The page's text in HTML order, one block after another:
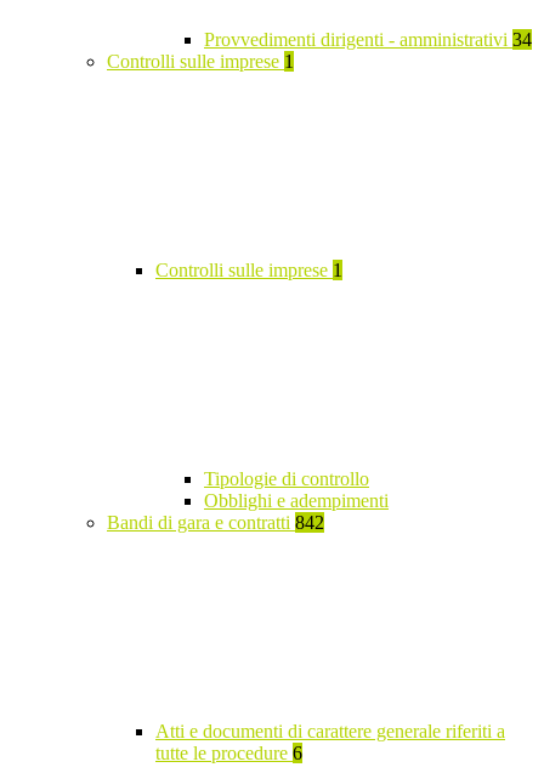
Provvedimenti dirigenti - amministrativi 34
Controlli sulle imprese 1
Controlli sulle imprese 1
Tipologie di controllo
Obblighi e adempimenti
Bandi di gara e contratti 842
Atti e documenti di carattere generale riferiti a
tutte le procedure 6